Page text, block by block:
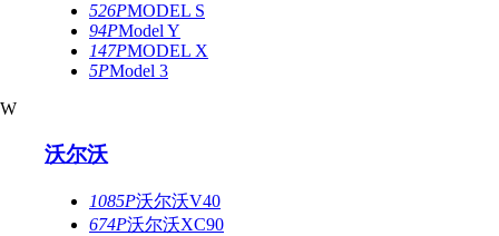
526PMODEL S
94PModel Y
147PMODEL X
5PModel 3
W
沃尔沃
1085P沃尔沃V40
674P沃尔沃XC90